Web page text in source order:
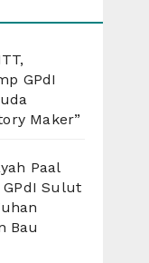
GPdI
Maker”
Paal
GPdI Sulut
Bau